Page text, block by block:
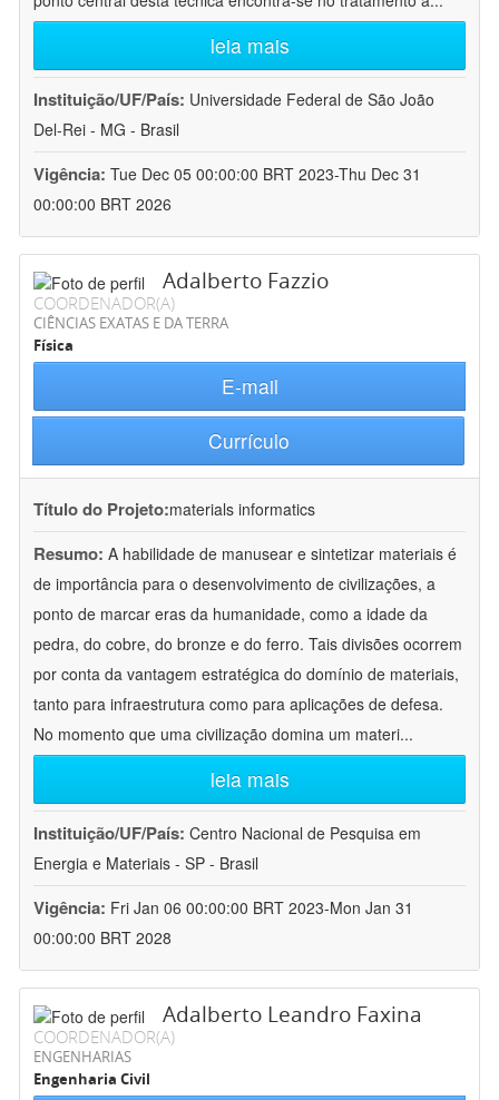
leia mais
Instituição/UF/País: Universidade Federal de São João
Del-Rei - MG - Brasil
Vigência: Tue Dec 05 00:00:00 BRT 2023-Thu Dec 31
00:00:00 BRT 2026
Adalberto Fazzio
COORDENADOR(A)
CIÊNCIAS EXATAS E DA TERRA
Física
E-mail
Currículo
Título do Projeto:materials informatics
Resumo: A habilidade de manusear e sintetizar materiais é
de importância para o desenvolvimento de civilizações, a
ponto de marcar eras da humanidade, como a idade da
pedra, do cobre, do bronze e do ferro. Tais divisões ocorrem
por conta da vantagem estratégica do domínio de materiais,
tanto para infraestrutura como para aplicações de defesa.
No momento que uma civilização domina um materi...
leia mais
Instituição/UF/País: Centro Nacional de Pesquisa em
Energia e Materiais - SP - Brasil
Vigência: Fri Jan 06 00:00:00 BRT 2023-Mon Jan 31
00:00:00 BRT 2028
Adalberto Leandro Faxina
COORDENADOR(A)
ENGENHARIAS
Engenharia Civil